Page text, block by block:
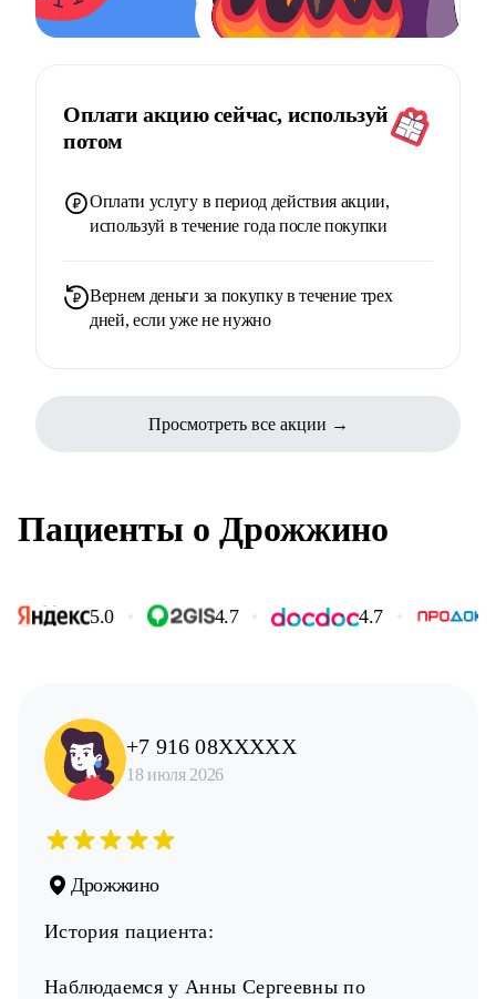
Оплати акцию сейчас, используй
потом
Оплати услугу в период действия акции,
используй в течение года после покупки
Вернем деньги за покупку в течение трех
дней, если уже не нужно
Просмотреть все акции →
Пациенты о Дрожжино
5.0 4.7 4.7
+7 916 08XXXXX
18 июля 2026
Дрожжино
История пациента:
Наблюдаемся у Анны Сергеевны по